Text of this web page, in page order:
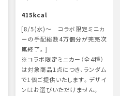
415kcal
[8/5(水)～ コラボ限定ミニカ
ーの手配総数4万個分が完売次
第終了。]
※コラボ限定ミニカー（全4種）
は対象商品1点につき、ランダム
で1個ご提供いたします。デザイ
ンはお選びいただけません。